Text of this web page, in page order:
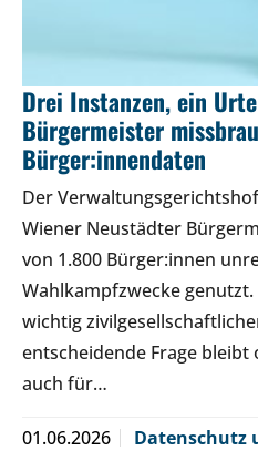
Drei Instanzen, ein
Bürgermeister
Bürger:innendaten
Der
Wiener Neustädter
von 1.800 Bürger:innen
Wahlkampfzwecke genutzt.
wichtig
entscheidende Frage
auch für…
01.06.2026 Datenschutz